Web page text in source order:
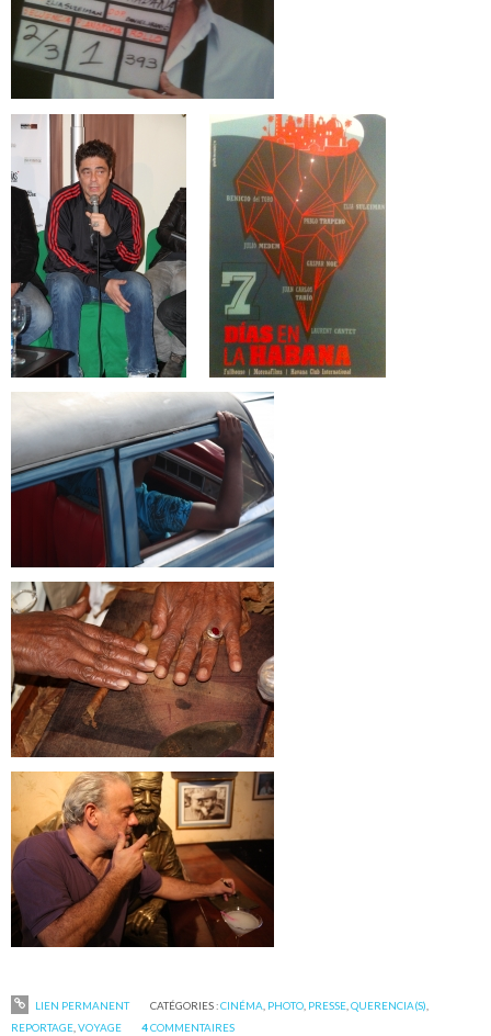
LIEN PERMANENT CATÉGORIES :CINÉMA PHOTO, PRESSE, QUERENCIA(S)
REPORTAGE ,VOYAGE 4COMMENTAIRES